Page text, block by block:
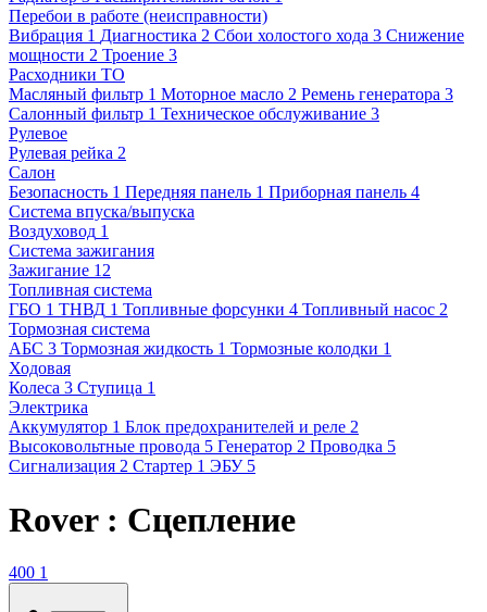
Перебои в работе (неисправности)
Вибрация 1 Диагностика 2 Сбои холостого хода 3 Снижение
мощности 2 Троение 3
Расходники ТО
Масляный фильтр 1 Моторное масло 2 Ремень генератора 3
Салонный фильтр 1 Техническое обслуживание 3
Рулевое
Рулевая рейка 2
Салон
Безопасность 1 Передняя панель 1 Приборная панель 4
Система впуска/выпуска
Воздуховод 1
Система зажигания
Зажигание 12
Топливная система
ГБО 1 ТНВД 1 Топливные форсунки 4 Топливный насос 2
Тормозная система
АБС 3 Тормозная жидкость 1 Тормозные колодки 1
Ходовая
Колеса 3 Ступица 1
Электрика
Аккумулятор 1 Блок предохранителей и реле 2
Высоковольтные провода 5 Генератор 2 Проводка 5
Сигнализация 2 Стартер 1 ЭБУ 5
Rover : Сцепление
400 1